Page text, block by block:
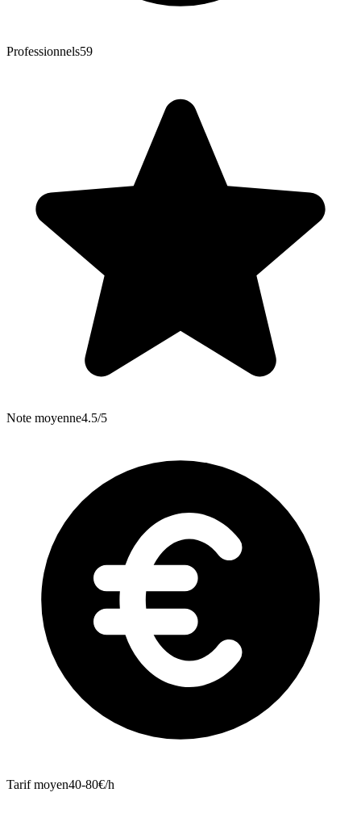
Professionnels59
Note moyenne4.5/5
Tarif moyen40-80€/h